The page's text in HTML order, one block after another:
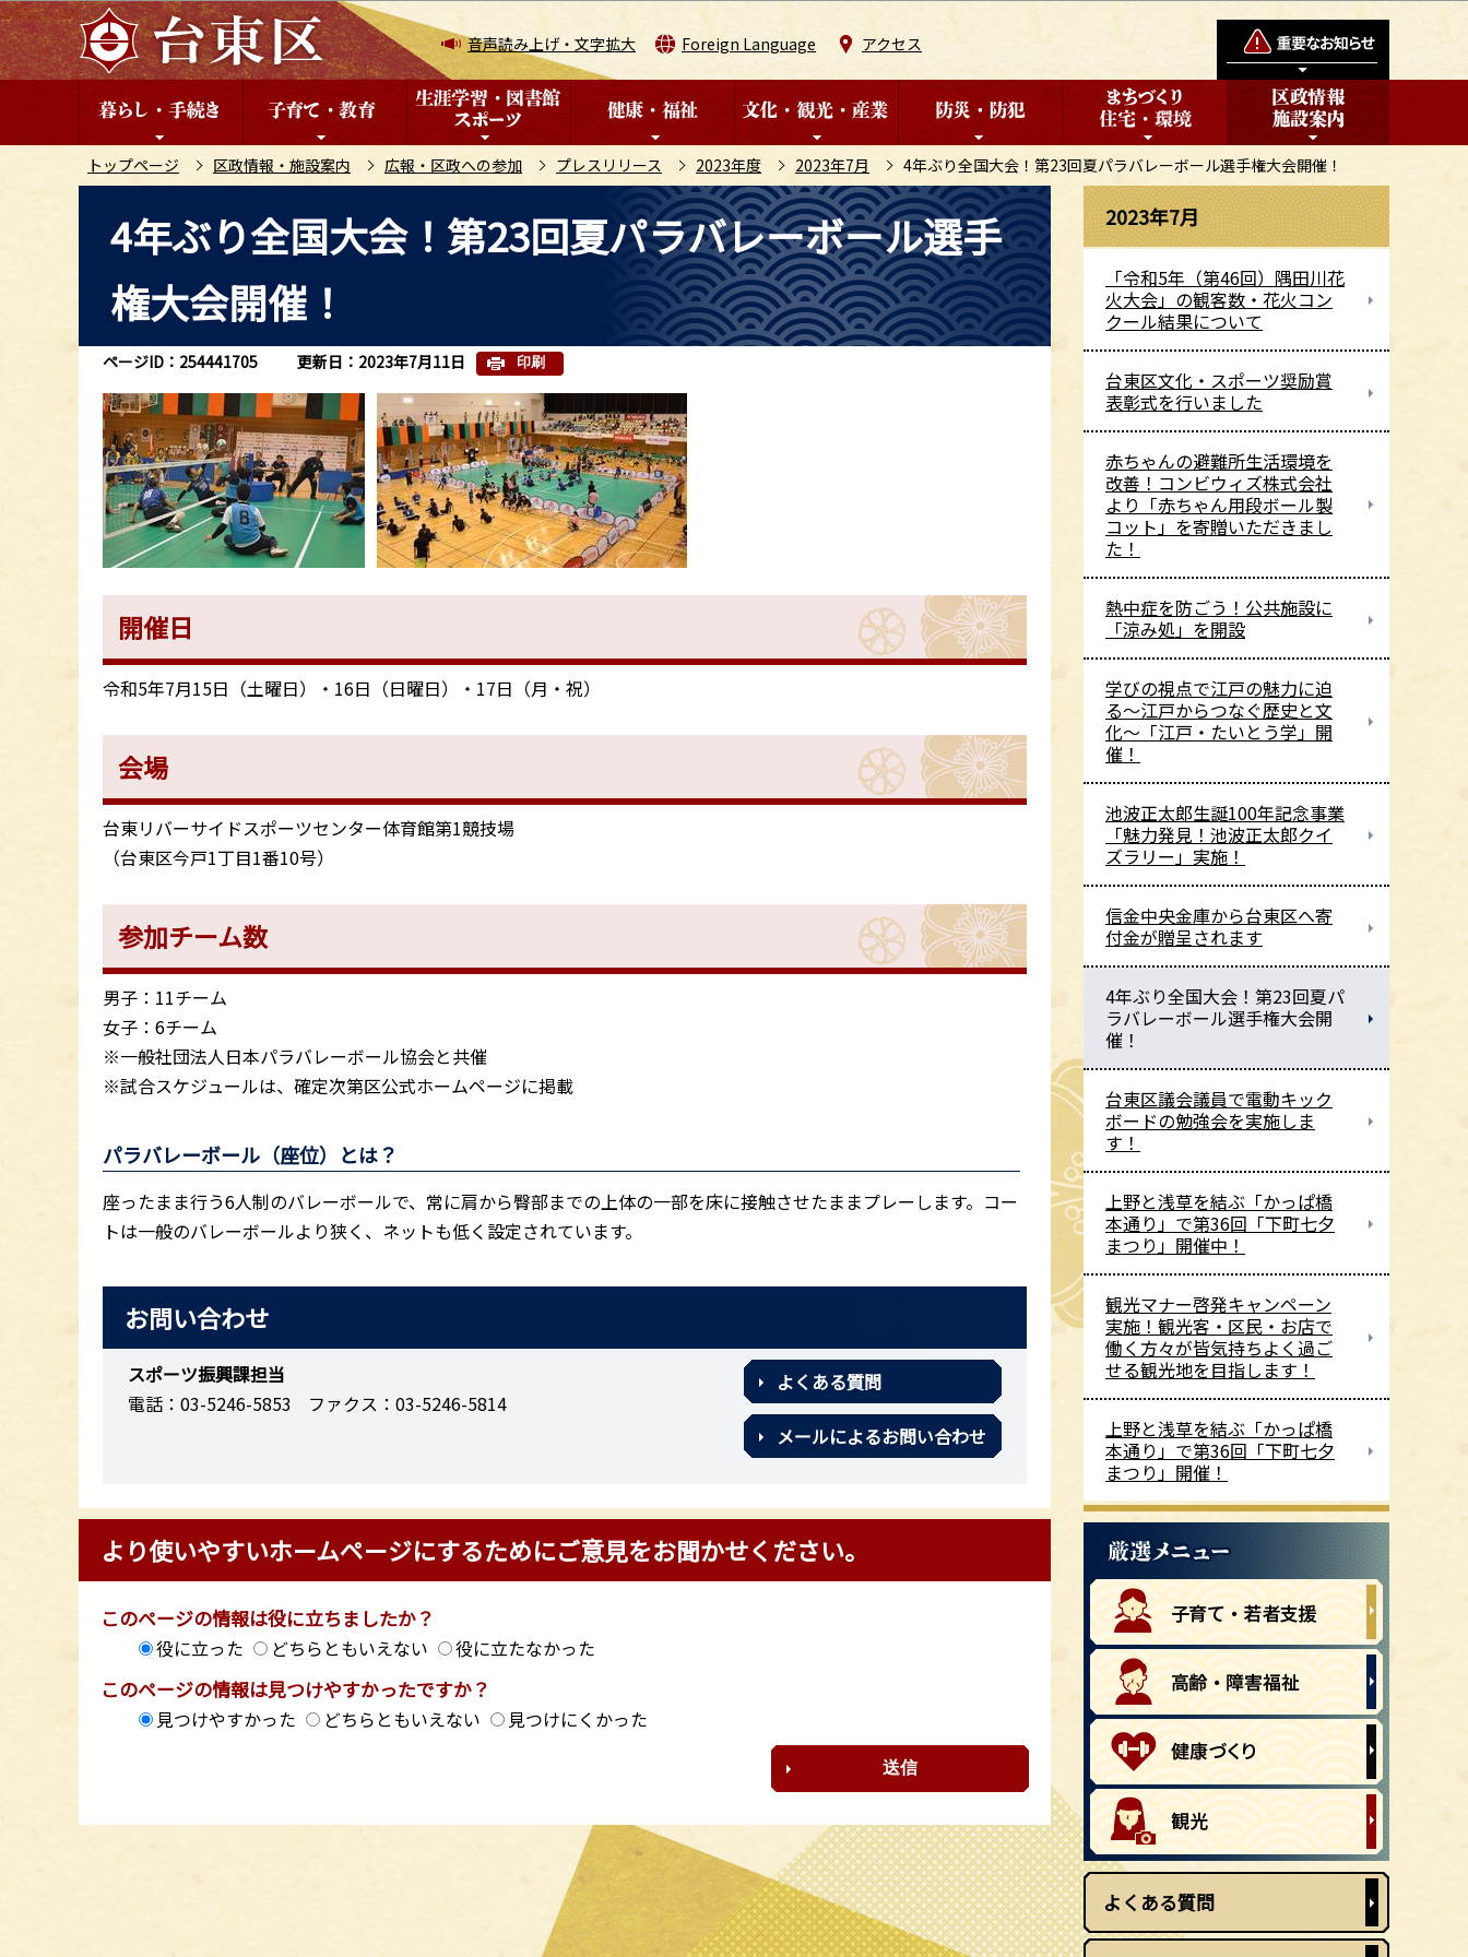
こ
の
ペ
音声読み上げ・文字拡大 Foreign Language アクセス
トップページ 区政情報・施設案内 広報・区政への参加 プレスリリース 2023年度 2023年7月 4年ぶり全国大会！第23回夏パラバレーボール選手権大会開催！
ら
4年ぶり全国大会！第23回夏パラバレーボール選手
権大会開催！
ページID：254441705 更新日：2023年7月11日 印刷
開催日
令和5年7月15日（土曜日）・16日（日曜日）・17日（月・祝）
会場
台東リバーサイドスポーツセンター体育館第1競技場
（台東区今戸1丁目1番10号）
参加チーム数
男子：11チーム
女子：6チーム
※一般社団法人日本パラバレーボール協会と共催
※試合スケジュールは、確定次第区公式ホームページに掲載
パラバレーボール（座位）とは？
座ったまま行う6人制のバレーボールで、常に肩から臀部までの上体の一部を床に接触させたままプレーします。コー
トは一般のバレーボールより狭く、ネットも低く設定されています。
お問い合わせ
スポーツ振興課担当
電話：03-5246-5853
ファクス：03-5246-5814
よくある質問
メールによるお問い合わせ
より使いやすいホームページにするためにご意見をお聞かせください。
このページの情報は役に立ちましたか？
役に立った どちらともいえない 役に立たなかった
このページの情報は見つけやすかったですか？
見つけやすかった どちらともいえない 見つけにくかった
2023年7月
「令和5年（第46回）隅田川花
火大会」の観客数・花火コン
クール結果について
台東区文化・スポーツ奨励賞
表彰式を行いました
赤ちゃんの避難所生活環境を
改善！コンビウィズ株式会社
より「赤ちゃん用段ボール製
コット」を寄贈いただきまし
た！
熱中症を防ごう！公共施設に
「涼み処」を開設
学びの視点で江戸の魅力に迫
る～江戸からつなぐ歴史と文
化～「江戸・たいとう学」開
催！
池波正太郎生誕100年記念事業
「魅力発見！池波正太郎クイ
ズラリー」実施！
信金中央金庫から台東区へ寄
付金が贈呈されます
4年ぶり全国大会！第23回夏パ
ラバレーボール選手権大会開
催！
台東区議会議員で電動キック
ボードの勉強会を実施しま
す！
上野と浅草を結ぶ「かっぱ橋
本通り」で第36回「下町七夕
まつり」開催中！
観光マナー啓発キャンペーン
実施！観光客・区民・お店で
働く方々が皆気持ちよく過ご
せる観光地を目指します！
上野と浅草を結ぶ「かっぱ橋
本通り」で第36回「下町七夕
まつり」開催！
よくある質問